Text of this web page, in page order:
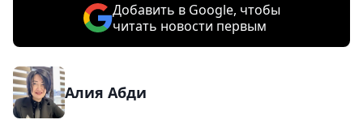
Добавить в Google, чтобы
читать новости первым
Алия Абди